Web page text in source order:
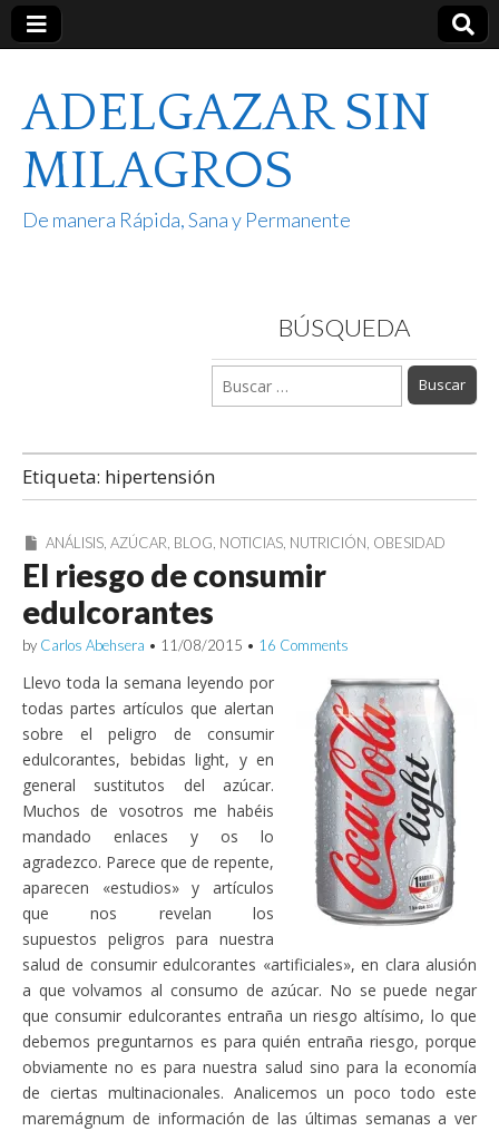
ADELGAZAR SIN
MILAGROS
De manera Rápida, Sana y Permanente
BÚSQUEDA
Buscar:
Etiqueta: hipertensión
ANÁLISIS,AZÚCAR, BLOG, NOTICIAS, NUTRICIÓN, OBESIDAD
El riesgo de consumir
edulcorantes
by Carlos Abehsera • 11/08/2015 • 16 Comments
Llevo toda la semana leyendo por
todas partes artículos que alertan
sobre el peligro de consumir
edulcorantes, bebidas light, y en
general sustitutos del azúcar.
Muchos de vosotros me habéis
mandado enlaces y os lo
agradezco. Parece que de repente,
aparecen «estudios» y artículos
que nos revelan los
supuestos peligros para nuestra
salud de consumir edulcorantes «artificiales», en clara alusión
a que volvamos al consumo de azúcar. No se puede negar
que consumir edulcorantes entraña un riesgo altísimo, lo que
debemos preguntarnos es para quién entraña riesgo, porque
obviamente no es para nuestra salud sino para la economía
de ciertas multinacionales. Analicemos un poco todo este
maremágnum de información de las últimas semanas a ver